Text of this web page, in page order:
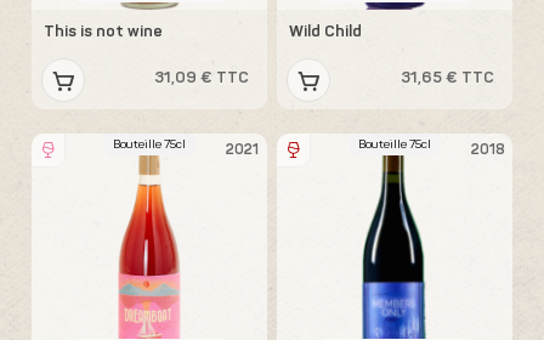
This is not wine
31,09 € TTC
Wild Child
31,65 € TTC
2021
Bouteille 75cl 2018
Bouteille 75cl